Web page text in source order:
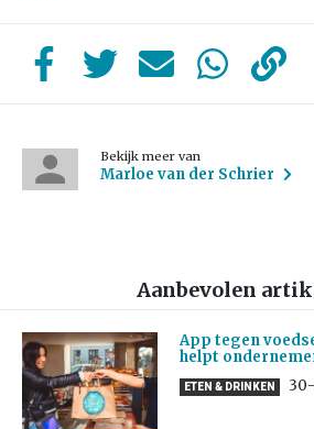
Bekijk meer van
Marloe van der Schrier
Aanbevolen
App tegen
helpt
ETEN & DRINKEN